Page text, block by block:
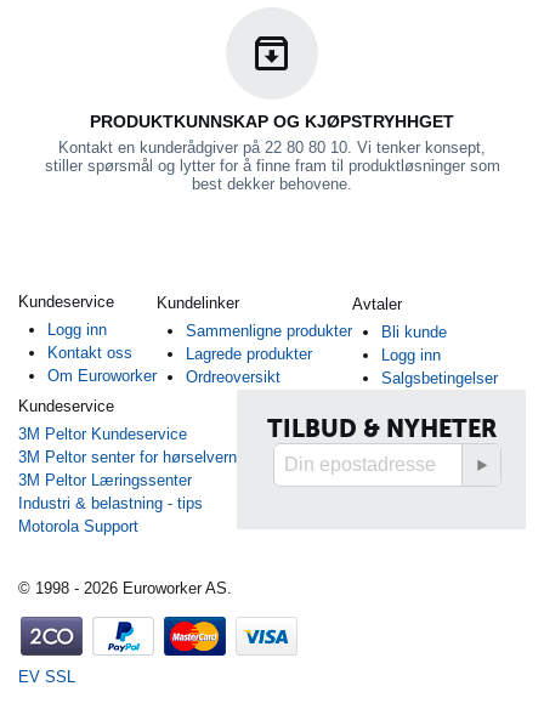
PRODUKTKUNNSKAP OG KJØPSTRYHHGET
Kontakt en kunderådgiver på 22 80 80 10. Vi tenker konsept,
stiller spørsmål og lytter for å finne fram til produktløsninger som
best dekker behovene.
Kundeservice
Logg inn
Kontakt oss
Om Euroworker
Kundelinker
Sammenligne produkter
Lagrede produkter
Ordreoversikt
Avtaler
Bli kunde
Logg inn
Salgsbetingelser
Kundeservice
3M Peltor Kundeservice
3M Peltor senter for hørselvern
3M Peltor Læringssenter
Industri & belastning - tips
Motorola Support
TILBUD & NYHETER
© 1998 - 2026 Euroworker AS.
EV SSL